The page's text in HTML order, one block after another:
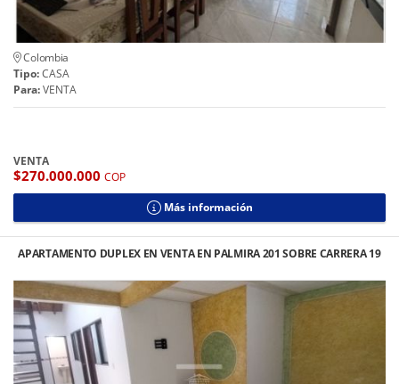
Colombia
Tipo:CASA
Para:VENTA
VENTA
$270.000.000 COP
Más información
APARTAMENTO DUPLEX EN VENTA EN PALMIRA 201 SOBRE CARRERA 19